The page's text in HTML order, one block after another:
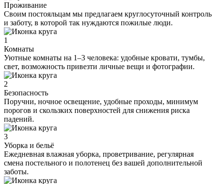
Проживание
Своим постояльцам мы предлагаем круглосуточный контроль
и заботу, в которой так нуждаются пожилые люди.
1
Комнаты
Уютные комнаты на 1–3 человека: удобные кровати, тумбы,
свет, возможность привезти личные вещи и фотографии.
2
Безопасность
Поручни, ночное освещение, удобные проходы, минимум
порогов и скользких поверхностей для снижения риска
падений.
3
Уборка и бельё
Ежедневная влажная уборка, проветривание, регулярная
смена постельного и полотенец без вашей дополнительной
заботы.